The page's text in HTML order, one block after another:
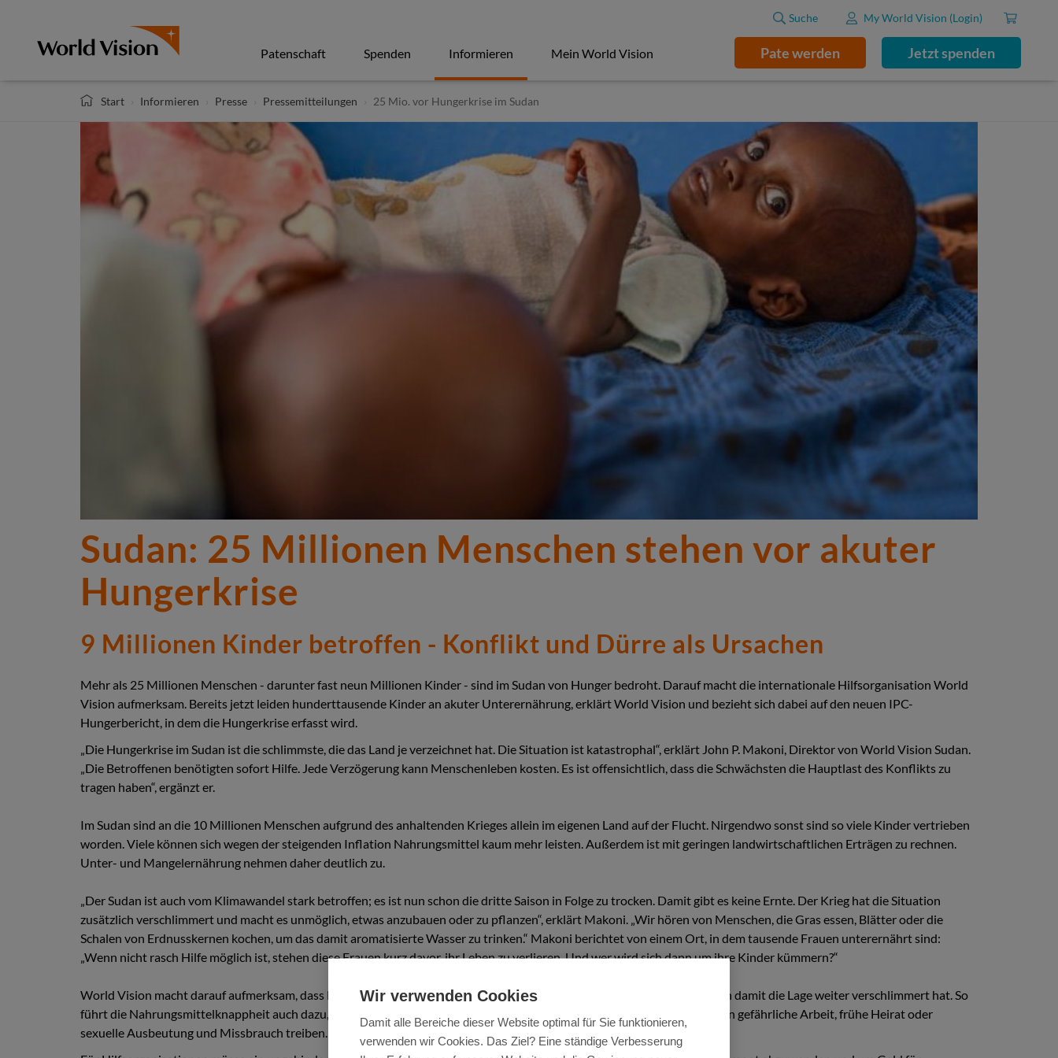
Patenschaft Spenden Informieren Mein World Vision Pate werden Jetzt spenden
Suche My World Vision (Login)
Start Informieren Presse Pressemitteilungen 25 Mio. vor Hungerkrise im Sudan
Sudan: 25 Millionen Menschen stehen vor akuter
Hungerkrise
9 Millionen Kinder betroffen - Konflikt und Dürre als Ursachen
Mehr als 25 Millionen Menschen - darunter fast neun Millionen Kinder - sind im Sudan von Hunger bedroht. Darauf macht die internationale Hilfsorganisation World
Vision aufmerksam. Bereits jetzt leiden hunderttausende Kinder an akuter Unterernährung, erklärt World Vision und bezieht sich dabei auf den neuen IPC-
Hungerbericht, in dem die Hungerkrise erfasst wird.
„Die Hungerkrise im Sudan ist die schlimmste, die das Land je verzeichnet hat. Die Situation ist katastrophal“, erklärt John P. Makoni, Direktor von World Vision Sudan.
„Die Betroffenen benötigten sofort Hilfe. Jede Verzögerung kann Menschenleben kosten. Es ist offensichtlich, dass die Schwächsten die Hauptlast des Konflikts zu
tragen haben“, ergänzt er.
Im Sudan sind an die 10 Millionen Menschen aufgrund des anhaltenden Krieges allein im eigenen Land auf der Flucht. Nirgendwo sonst sind so viele Kinder vertrieben
worden. Viele können sich wegen der steigenden Inflation Nahrungsmittel kaum mehr leisten. Außerdem ist mit geringen landwirtschaftlichen Erträgen zu rechnen.
Unter- und Mangelernährung nehmen daher deutlich zu.
„Der Sudan ist auch vom Klimawandel stark betroffen; es ist nun schon die dritte Saison in Folge zu trocken. Damit gibt es keine Ernte. Der Krieg hat die Situation
zusätzlich verschlimmert und macht es unmöglich, etwas anzubauen oder zu pflanzen“, erklärt Makoni. „Wir hören von Menschen, die Gras essen, Blätter oder die
Schalen von Erdnusskernen kochen, um das damit aromatisierte Wasser zu trinken.“ Makoni berichtet von einem Ort, in dem tausende Frauen unterernährt sind:
„Wenn nicht rasch Hilfe möglich ist, stehen diese Frauen kurz davor, ihr Leben zu verlieren. Und wer wird sich dann um ihre Kinder kümmern?“
World Vision macht darauf aufmerksam, dass Hilfsmaßnahmen nur unter schwierigen Bedingungen möglich sind und sich damit die Lage weiter verschlimmert hat. So
führt die Nahrungsmittelknappheit auch dazu, dass der Zugang der Kinder zur Bildung unterbrochen wird. Dies kann sie in gefährliche Arbeit, frühe Heirat oder
sexuelle Ausbeutung und Missbrauch treiben.
Wir verwenden Cookies
Damit alle Bereiche dieser Website optimal für Sie funktionieren,
verwenden wir Cookies. Das Ziel? Eine ständige Verbesserung